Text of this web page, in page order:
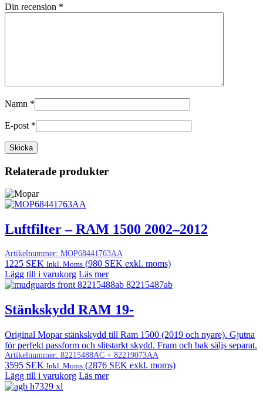
Din recension *
Namn *
E-post *
Relaterade produkter
Luftfilter – RAM 1500 2002–2012
Artikelnummer: MOP68441763AA
1225 SEK Inkl. Moms (980 SEK exkl. moms)
Lägg till i varukorg Läs mer
Stänkskydd RAM 19-
Original Mopar stänkskydd till Ram 1500 (2019 och nyare). Gjutna
för perfekt passform och slitstarkt skydd. Fram och bak säljs separat.
Artikelnummer: 82215488AC + 82219073AA
3595 SEK Inkl. Moms (2876 SEK exkl. moms)
Lägg till i varukorg Läs mer